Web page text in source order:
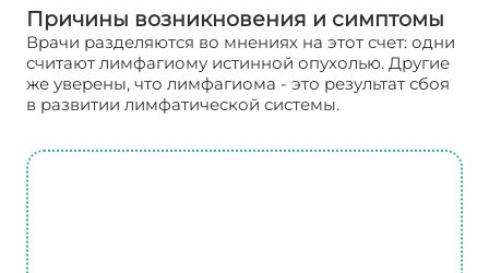
Причины возникновения и симптомы
Врачи разделяются во мнениях на этот счет: одни
считают лимфагиому истинной опухолью. Другие
же уверены, что лимфагиома - это результат сбоя
в развитии лимфатической системы.